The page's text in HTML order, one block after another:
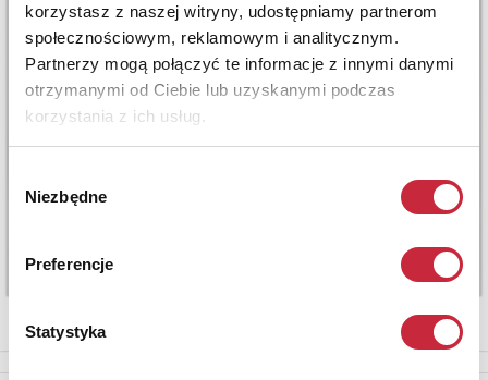
korzystasz z naszej witryny, udostępniamy partnerom
społecznościowym, reklamowym i analitycznym.
Partnerzy mogą połączyć te informacje z innymi danymi
otrzymanymi od Ciebie lub uzyskanymi podczas
korzystania z ich usług.
zgody
Niezbędne
Preferencje
Statystyka